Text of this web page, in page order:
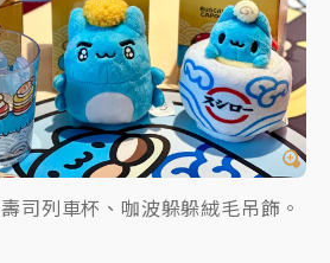
司列車杯、咖波躲躲絨毛吊飾。